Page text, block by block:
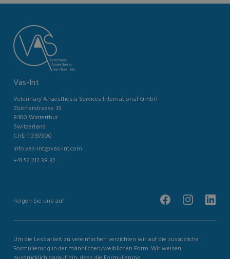
Vas-Int
Veterinary Anaesthesia Services International GmbH
Zürcherstrasse 39
8400 Winterthur
Switzerland
CHE-113197800
info.vas-int@vas-int.com
+41 52 212 38 32
Folgen Sie uns auf
Um die Lesbarkeit zu vereinfachen verzichten wir auf die zusätzliche
Formulierung in der männlichen/weiblichen Form. Wir weisen